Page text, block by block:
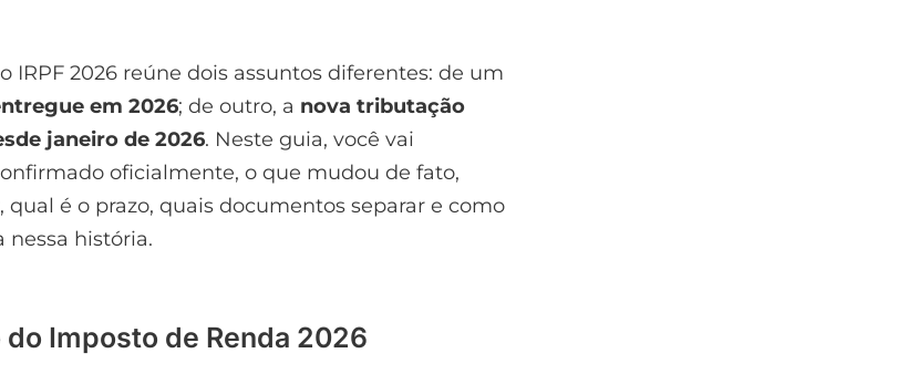
IRPF 2026 reúne dois assuntos diferentes: de um
em 2026; de outro, a nova tributação
janeiro de 2026. Neste guia, você vai
oficialmente, o que mudou de fato,
qual é o prazo, quais documentos separar e como
nessa história.
Imposto de Renda 2026